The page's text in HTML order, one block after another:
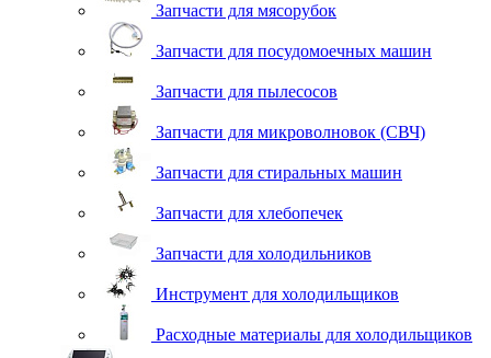
Запчасти для мясорубок
Запчасти для посудомоечных машин
Запчасти для пылесосов
Запчасти для микроволновок (СВЧ)
Запчасти для стиральных машин
Запчасти для хлебопечек
Запчасти для холодильников
Инструмент для холодильщиков
Расходные материалы для холодильщиков